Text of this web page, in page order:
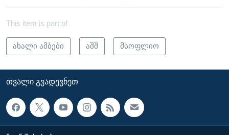
This item is part of
ახალი ამბები აშშ მსოფლიო
ᲗᲕᲐᲚᲘ ᲒᲕᲐᲓᲔᲕᲜᲔᲗ